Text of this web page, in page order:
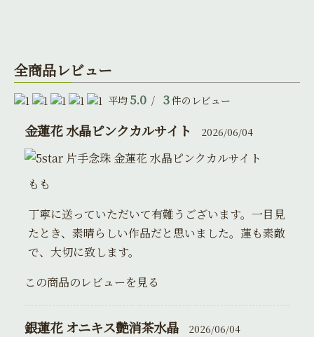
全商品レビュー
平均 5.0 / 3件のレビュー
金蓮花 水晶ピンクカルサイト 2026/06/04
片手念珠 金蓮花 水晶ピンクカルサイト
もも
丁寧に送っていただいて有難うございます。一目見
たとき、素晴らしい作品だと思いました。蓮も素敵
で、大切に致します。
この商品のレビューを見る
銀蓮花 オニキス艶消茶水晶 2026/06/04